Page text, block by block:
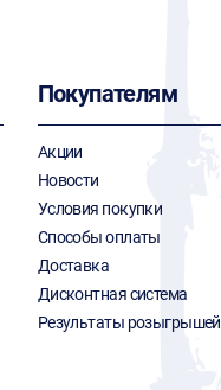
Покупателям
Акции
Новости
Условия покупки
Способы оплаты
Доставка
Дисконтная система
Результаты розыгрышей